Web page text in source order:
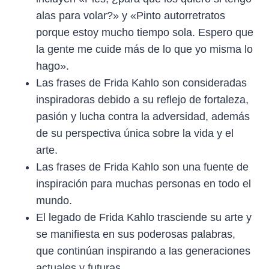
alas para volar?» y «Pinto autorretratos
porque estoy mucho tiempo sola. Espero que
la gente me cuide más de lo que yo misma lo
hago».
Las frases de Frida Kahlo son consideradas
inspiradoras debido a su reflejo de fortaleza,
pasión y lucha contra la adversidad, además
de su perspectiva única sobre la vida y el
arte.
Las frases de Frida Kahlo son una fuente de
inspiración para muchas personas en todo el
mundo.
El legado de Frida Kahlo trasciende su arte y
se manifiesta en sus poderosas palabras,
que continúan inspirando a las generaciones